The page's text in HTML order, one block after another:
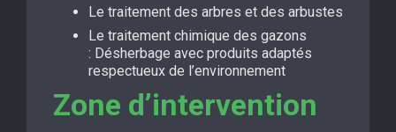
Le traitement des arbres et des arbustes
Le traitement chimique des gazons
: Désherbage avec produits adaptés
respectueux de l’environnement
Zone d’intervention